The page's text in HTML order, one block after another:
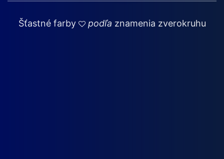
Šťastné farby podľa znamenia zverokruhu